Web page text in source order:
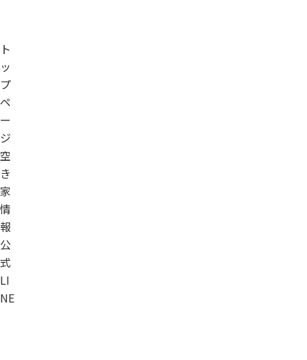
ト
ッ
プ
ペ
ー
ジ
空
き
家
情
報
公
式
LI
NE